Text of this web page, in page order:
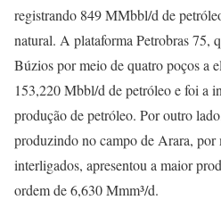
registrando 849 MMbbl/d de
natural. A plataforma Petrobras 75,
Búzios por meio de quatro poços a
153,220 Mbbl/d de petróleo e foi a
produção de petróleo. Por outro
produzindo no campo de Arara, por
interligados, apresentou a maior
ordem de 6,630 Mmm³/d.